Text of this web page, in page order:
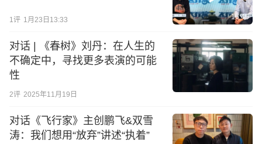
1评 1月23日13:33 16:46
对话 | 《春树》刘丹：在人生的
不确定中，寻找更多表演的可能
性
2评 2025年11月19日
对话《飞行家》主创鹏飞&双雪
涛：我们想用“放弃”讲述“执着”